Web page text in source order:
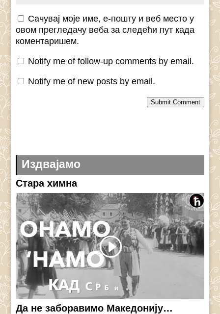
Сачувај моје име, е-пошту и веб место у
овом прегледачу веба за следећи пут када
коментаришем.
Notify me of follow-up comments by email.
Notify me of new posts by email.
Submit Comment
Издвајамо
Стара химна
Да не заборавимо Македонију…